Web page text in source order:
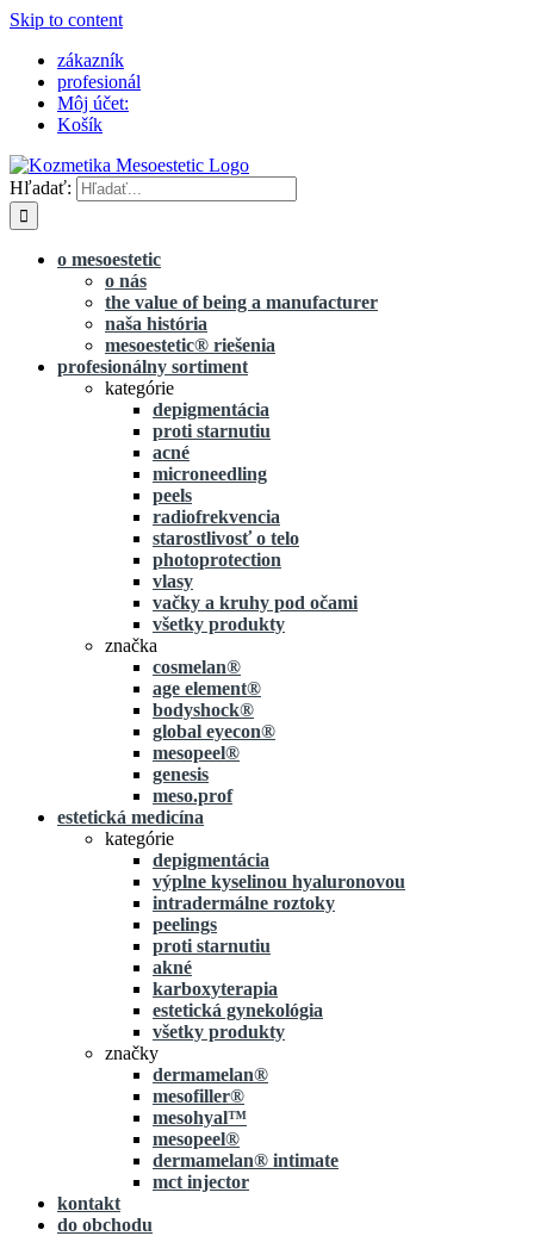
Skip to content
zákazník
profesionál
Môj účet:
Košík
Hľadať:
o mesoestetic
o nás
the value of being a manufacturer
naša história
mesoestetic® riešenia
profesionálny sortiment
kategórie
depigmentácia
proti starnutiu
acné
microneedling
peels
radiofrekvencia
starostlivosť o telo
photoprotection
vlasy
vačky a kruhy pod očami
všetky produkty
značka
cosmelan®
age element®
bodyshock®
global eyecon®
mesopeel®
genesis
meso.prof
estetická medicína
kategórie
depigmentácia
výplne kyselinou hyaluronovou
intradermálne roztoky
peelings
proti starnutiu
akné
karboxyterapia
estetická gynekológia
všetky produkty
značky
dermamelan®
mesofiller®
mesohyal™
mesopeel®
dermamelan® intimate
mct injector
kontakt
do obchodu